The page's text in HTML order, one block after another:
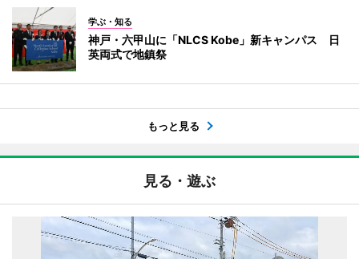
学ぶ・知る
神戸・六甲山に「NLCS Kobe」新キャンパス 日
英両式で地鎮祭
もっと見る
見る・遊ぶ